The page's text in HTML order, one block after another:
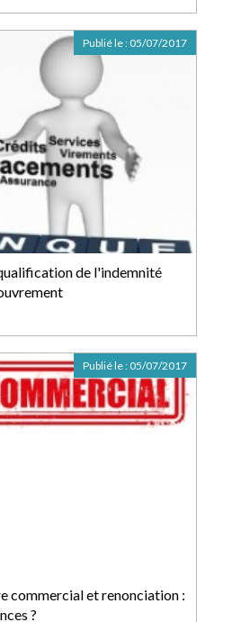
de l'indemnité
Publié le : 05/07/2017
commercial et renonciation :
?
Publié le : 05/07/2017